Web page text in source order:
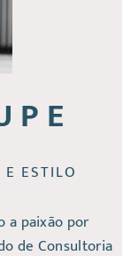
ESTILO
a paixão por
de Consultoria